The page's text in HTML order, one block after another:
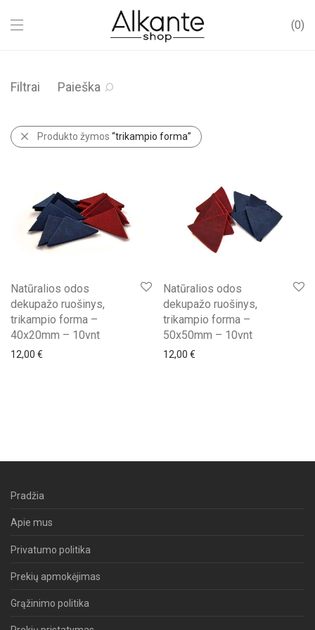
0
Filtrai Paieška
Produkto žymos “trikampio forma”
Natūralios odos
dekupažo ruošinys,
trikampio forma –
40x20mm – 10vnt
12,00 €
Natūralios odos
dekupažo ruošinys,
trikampio forma –
50x50mm – 10vnt
12,00 €
Pradžia
Apie mus
Privatumo politika
Prekių apmokėjimas
Grąžinimo politika